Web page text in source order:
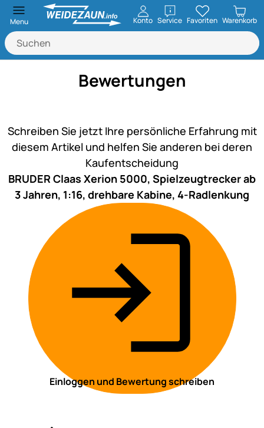
Menu Konto ServiceöffnenFavoriten Warenkorb
Bewertungen
Schreiben Sie jetzt Ihre persönliche Erfahrung mit
diesem Artikel und helfen Sie anderen bei deren
Kaufentscheidung
BRUDER Claas Xerion 5000, Spielzeugtrecker ab
3 Jahren, 1:16, drehbare Kabine, 4-Radlenkung
Einloggen und Bewertung schreiben